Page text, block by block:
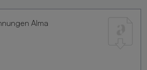
Alma